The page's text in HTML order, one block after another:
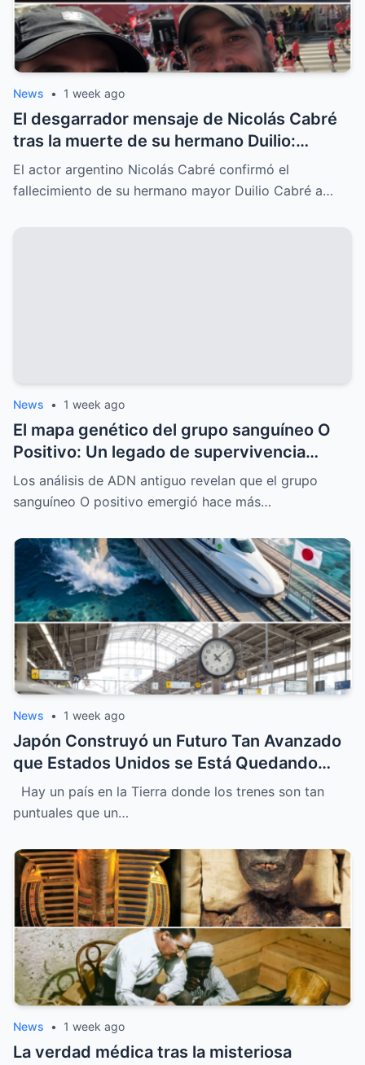
News • 1 week ago
El desgarrador mensaje de Nicolás Cabré
tras la muerte de su hermano Duilio:
“Jamás te voy a olvidar”
El actor argentino Nicolás Cabré confirmó el
fallecimiento de su hermano mayor Duilio Cabré a…
News • 1 week ago
El mapa genético del grupo sanguíneo O
Positivo: Un legado de supervivencia
inscrito en el ADN humano
Los análisis de ADN antiguo revelan que el grupo
sanguíneo O positivo emergió hace más…
News • 1 week ago
Japón Construyó un Futuro Tan Avanzado
que Estados Unidos se Está Quedando
Atrás
Hay un país en la Tierra donde los trenes son tan
puntuales que un…
News • 1 week ago
La verdad médica tras la misteriosa